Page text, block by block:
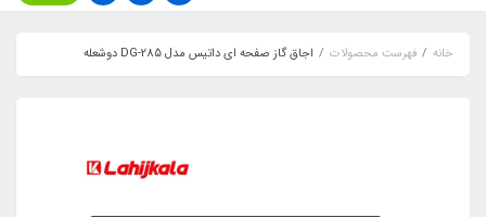
خانه فهرست محصولات اجاق گاز صفحه ای داتیس مدل DG-285 دوشعله